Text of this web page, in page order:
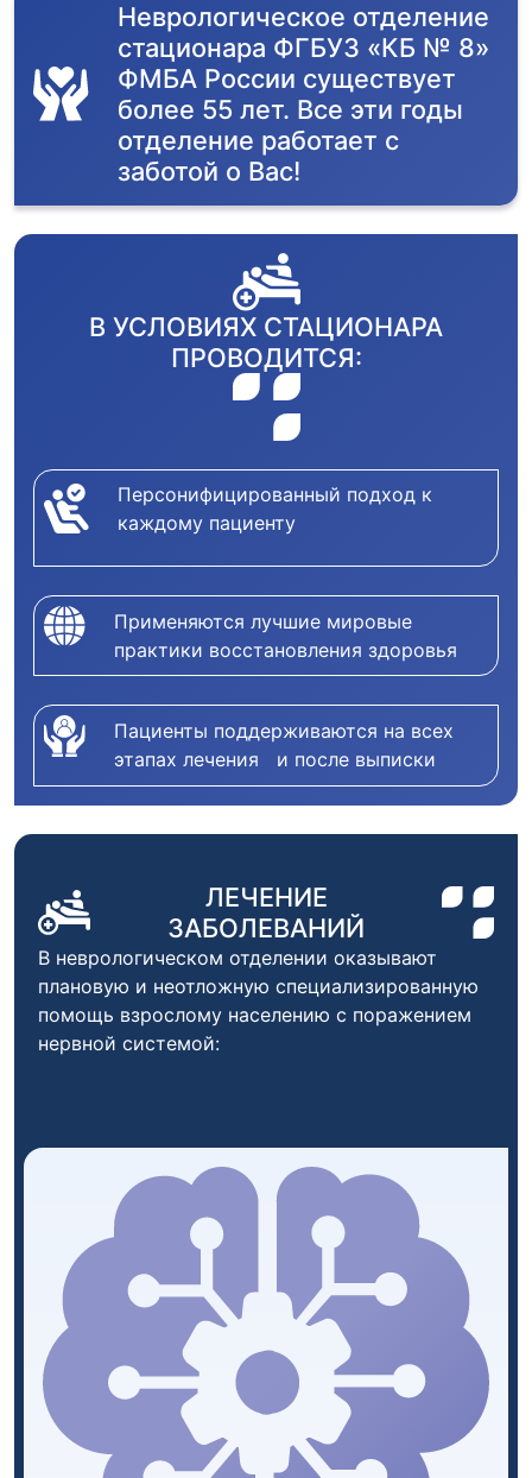
Неврологическое отделение
стационара ФГБУЗ «КБ № 8»
ФМБА России существует
более 55 лет. Все эти годы
отделение работает с
заботой о Вас!
В УСЛОВИЯХ СТАЦИОНАРА
ПРОВОДИТСЯ:
Персонифицированный подход к
каждому пациенту
Применяются лучшие мировые
практики восстановления здоровья
Пациенты поддерживаются на всех
этапах лечения и после выписки
ЛЕЧЕНИЕ
ЗАБОЛЕВАНИЙ
В неврологическом отделении оказывают
плановую и неотложную специализированную
помощь взрослому населению с поражением
нервной системой: